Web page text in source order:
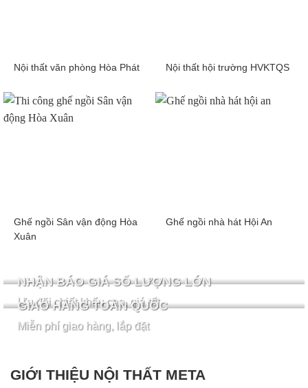
Nội thất văn phòng Hòa Phát Nội thất hội trường HVKTQS
Ghế ngồi Sân vận động Hòa
Xuân
Ghế ngồi nhà hát Hội An
NHẬN BÁO GIÁ SỐ LƯỢNG LỚN
Ưu đãi chiết khấu cao, giá tốt
GIAO HÀNG TOÀN QUỐC
Miễn phí giao hàng, lắp đặt
GIỚI THIỆU NỘI THẤT META